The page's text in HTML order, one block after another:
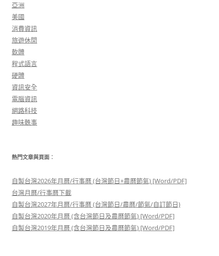
亞洲
美國
消費資訊
旅遊休閒
軟體
程式語言
硬體
資訊安全
電腦資訊
網路科技
趣味軼事
熱門文章與頁面︰
自製台灣2026年月曆/行事曆 (台灣節日+農曆節氣) [Word/PDF]
台灣月曆/行事曆下載
自製台灣2027年月曆/行事曆 (台灣節日/農曆/節氣/自訂節日)
自製台灣2020年月曆 (含台灣節日及農曆節氣) [Word/PDF]
自製台灣2019年月曆 (含台灣節日及農曆節氣) [Word/PDF]